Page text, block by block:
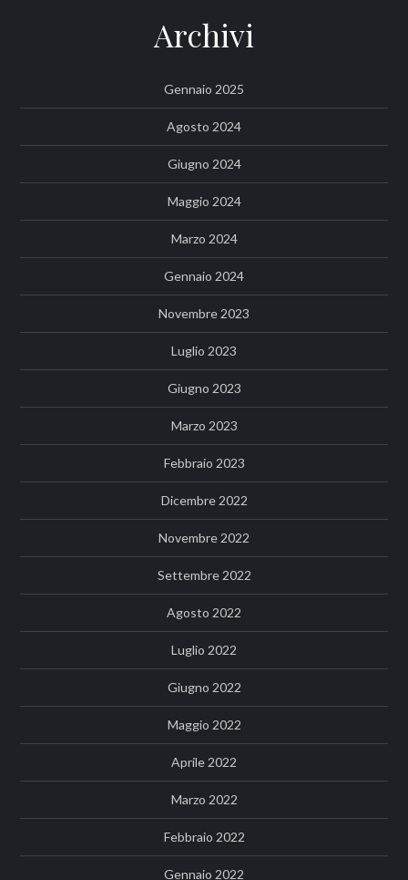
Archivi
Gennaio 2025
Agosto 2024
Giugno 2024
Maggio 2024
Marzo 2024
Gennaio 2024
Novembre 2023
Luglio 2023
Giugno 2023
Marzo 2023
Febbraio 2023
Dicembre 2022
Novembre 2022
Settembre 2022
Agosto 2022
Luglio 2022
Giugno 2022
Maggio 2022
Aprile 2022
Marzo 2022
Febbraio 2022
Gennaio 2022